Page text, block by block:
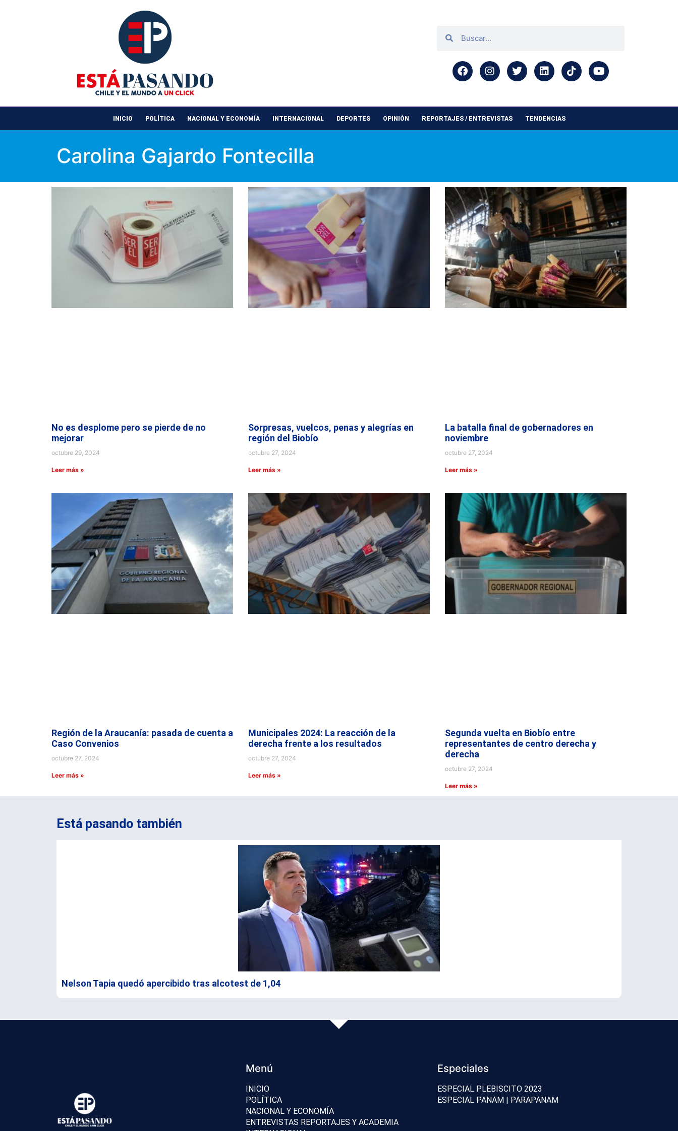
INICIO POLÍTICA NACIONAL Y ECONOMÍA INTERNACIONAL DEPORTES OPINIÓN REPORTAJES / ENTREVISTAS TENDENCIAS
Carolina Gajardo Fontecilla
No es desplome pero se pierde de no
mejorar
octubre 29, 2024
Leer más »
Sorpresas, vuelcos, penas y alegrías en
región del Biobío
octubre 27, 2024
Leer más »
La batalla final de gobernadores en
noviembre
octubre 27, 2024
Leer más »
Región de la Araucanía: pasada de cuenta a
Caso Convenios
octubre 27, 2024
Leer más »
Municipales 2024: La reacción de la
derecha frente a los resultados
octubre 27, 2024
Leer más »
Segunda vuelta en Biobío entre
representantes de centro derecha y
derecha
octubre 27, 2024
Leer más »
Está pasando también
Nelson Tapia quedó apercibido tras alcotest de 1,04
Menú
INICIO
POLÍTICA
NACIONAL Y ECONOMÍA
ENTREVISTAS REPORTAJES Y ACADEMIA
Especiales
ESPECIAL PLEBISCITO 2023
ESPECIAL PANAM | PARAPANAM